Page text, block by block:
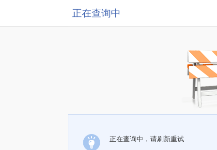
正在查询中
正在查询中，请刷新重试